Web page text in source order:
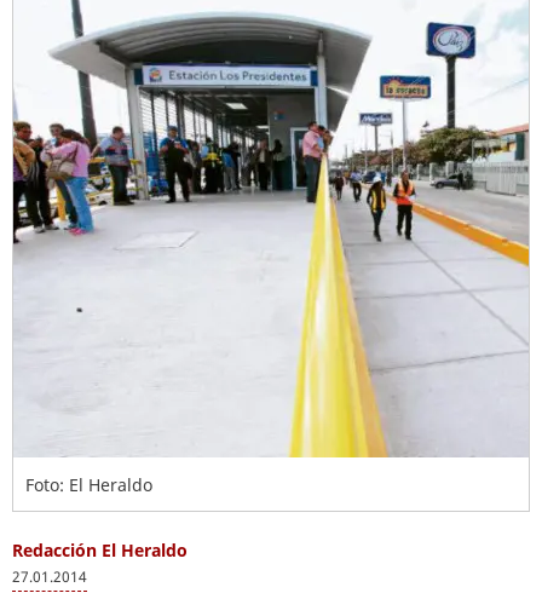
Foto: El Heraldo
Redacción El Heraldo
27.01.2014